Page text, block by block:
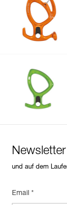
und auf dem
Email *